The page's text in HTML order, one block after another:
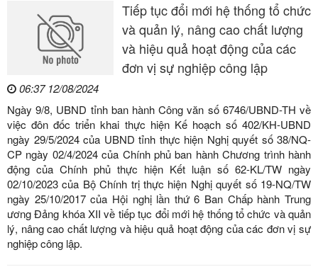
Tiếp tục đổi mới hệ thống tổ chức
và quản lý, nâng cao chất lượng
và hiệu quả hoạt động của các
đơn vị sự nghiệp công lập
06:37 12/08/2024
Ngày 9/8, UBND tỉnh ban hành Công văn số 6746/UBND-TH về
việc đôn đốc triển khai thực hiện Kế hoạch số 402/KH-UBND
ngày 29/5/2024 của UBND tỉnh thực hiện Nghị quyết số 38/NQ-
CP ngày 02/4/2024 của Chính phủ ban hành Chương trình hành
động của Chính phủ thực hiện Kết luận số 62-KL/TW ngày
02/10/2023 của Bộ Chính trị thực hiện Nghị quyết số 19-NQ/TW
ngày 25/10/2017 của Hội nghị lần thứ 6 Ban Chấp hành Trung
ương Đảng khóa XII về tiếp tục đổi mới hệ thống tổ chức và quản
lý, nâng cao chất lượng và hiệu quả hoạt động của các đơn vị sự
nghiệp công lập.